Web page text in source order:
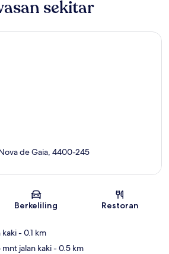
sekitar
Peta
de Gaia, 4400-245
Berkeliling Restoran
kaki- 0.1 km
mnt jalan kaki- 0.5 km